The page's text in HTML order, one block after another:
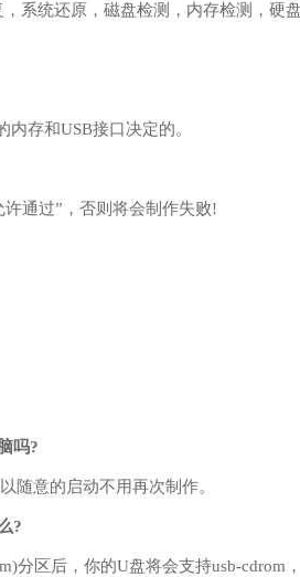
系统还原，磁盘检测，内存检测，硬
存和USB接口决定的。
通过”，否则将会制作失败!
吗?
随意的启动不用再次制作。
?
分区后，你的U盘将会支持usb-cdrom